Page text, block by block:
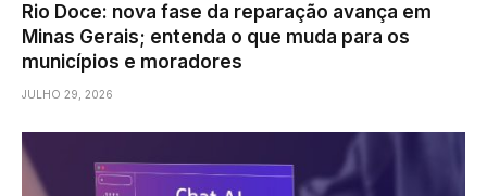
Rio Doce: nova fase da reparação avança em
Minas Gerais; entenda o que muda para os
municípios e moradores
JULHO 29, 2026